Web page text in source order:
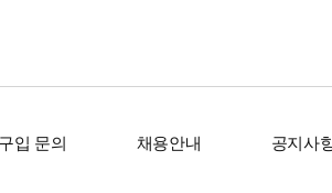
입 문의 채용안내 공지사